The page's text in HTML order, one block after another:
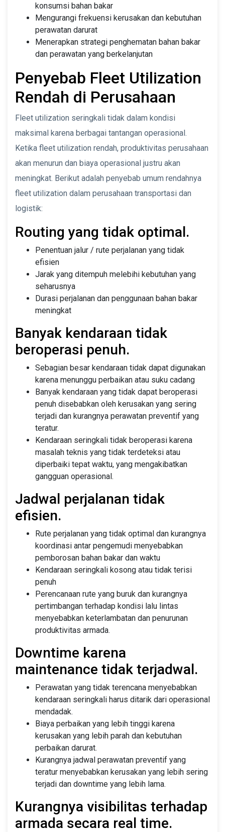
konsumsi bahan bakar
Mengurangi frekuensi kerusakan dan kebutuhan
perawatan darurat
Menerapkan strategi penghematan bahan bakar
dan perawatan yang berkelanjutan
Penyebab Fleet Utilization
Rendah di Perusahaan
Fleet utilization seringkali tidak dalam kondisi
maksimal karena berbagai tantangan operasional.
Ketika fleet utilization rendah, produktivitas perusahaan
akan menurun dan biaya operasional justru akan
meningkat. Berikut adalah penyebab umum rendahnya
fleet utilization dalam perusahaan transportasi dan
logistik:
Routing yang tidak optimal.
Penentuan jalur / rute perjalanan yang tidak
efisien
Jarak yang ditempuh melebihi kebutuhan yang
seharusnya
Durasi perjalanan dan penggunaan bahan bakar
meningkat
Banyak kendaraan tidak
beroperasi penuh.
Sebagian besar kendaraan tidak dapat digunakan
karena menunggu perbaikan atau suku cadang
Banyak kendaraan yang tidak dapat beroperasi
penuh disebabkan oleh kerusakan yang sering
terjadi dan kurangnya perawatan preventif yang
teratur.
Kendaraan seringkali tidak beroperasi karena
masalah teknis yang tidak terdeteksi atau
diperbaiki tepat waktu, yang mengakibatkan
gangguan operasional.
Jadwal perjalanan tidak
efisien.
Rute perjalanan yang tidak optimal dan kurangnya
koordinasi antar pengemudi menyebabkan
pemborosan bahan bakar dan waktu
Kendaraan seringkali kosong atau tidak terisi
penuh
Perencanaan rute yang buruk dan kurangnya
pertimbangan terhadap kondisi lalu lintas
menyebabkan keterlambatan dan penurunan
produktivitas armada.
Downtime karena
maintenance tidak terjadwal.
Perawatan yang tidak terencana menyebabkan
kendaraan seringkali harus ditarik dari operasional
mendadak.
Biaya perbaikan yang lebih tinggi karena
kerusakan yang lebih parah dan kebutuhan
perbaikan darurat.
Kurangnya jadwal perawatan preventif yang
teratur menyebabkan kerusakan yang lebih sering
terjadi dan downtime yang lebih lama.
Kurangnya visibilitas terhadap
armada secara real time.